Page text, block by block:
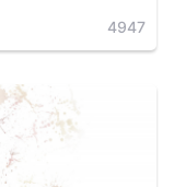
十分務實，愛4947